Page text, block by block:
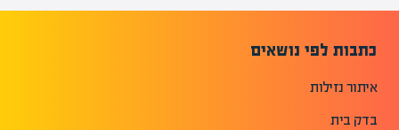
כתבות לפי נושאים
איתור נזילות
בדק בית